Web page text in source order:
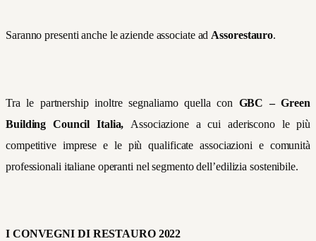
Saranno presenti anche le aziende associate ad Assorestauro.
Tra le partnership inoltre segnaliamo quella con GBC – Green
Building Council Italia, Associazione a cui aderiscono le più
competitive imprese e le più qualificate associazioni e comunità
professionali italiane operanti nel segmento dell’edilizia sostenibile.
I CONVEGNI DI RESTAURO 2022